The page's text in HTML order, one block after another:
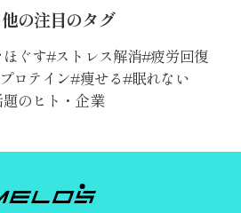
の注目のタグ
ぐす ストレス解消 疲労回復
ロテイン 痩せる 眠れない
のヒト・企業